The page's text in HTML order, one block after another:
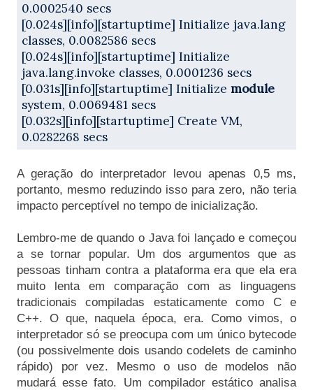
0.0002540 secs
[0.024s][info][startuptime] Initialize java.lang
classes, 0.0082586 secs
[0.024s][info][startuptime] Initialize
java.lang.invoke classes, 0.0001236 secs
[0.031s][info][startuptime] Initialize module
system, 0.0069481 secs
[0.032s][info][startuptime] Create VM,
0.0282268 secs
A geração do interpretador levou apenas 0,5 ms,
portanto, mesmo reduzindo isso para zero, não teria
Lembro-me de quando o Java foi lançado e começou
a se tornar popular. Um dos argumentos que as
pessoas tinham contra a plataforma era que ela era
muito lenta em comparação com as linguagens
tradicionais compiladas estaticamente como C e
C++. O que, naquela época, era. Como vimos, o
interpretador só se preocupa com um único bytecode
(ou possivelmente dois usando codelets de caminho
rápido) por vez. Mesmo o uso de modelos não
mudará esse fato. Um compilador estático analisa